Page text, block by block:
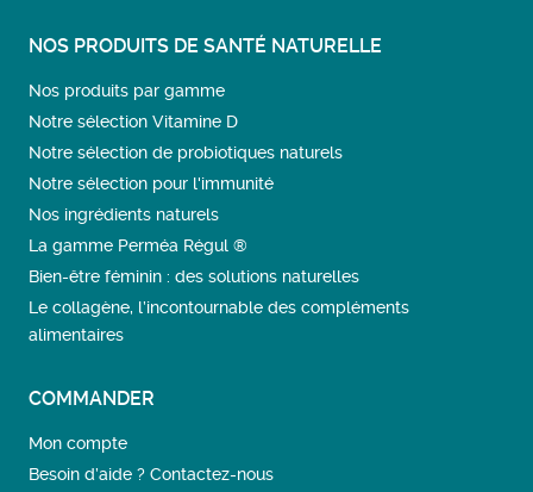
NOS PRODUITS DE SANTÉ NATURELLE
Nos produits par gamme
Notre sélection Vitamine D
Notre sélection de probiotiques naturels
Notre sélection pour l'immunité
Nos ingrédients naturels
La gamme Perméa Régul ®
Bien-être féminin : des solutions naturelles
Le collagène, l’incontournable des compléments
alimentaires
COMMANDER
Mon compte
Besoin d’aide ? Contactez-nous